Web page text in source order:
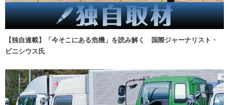
【独自連載】「今そこにある危機」を読み解く 国際ジャーナリスト・
ビニシウス氏